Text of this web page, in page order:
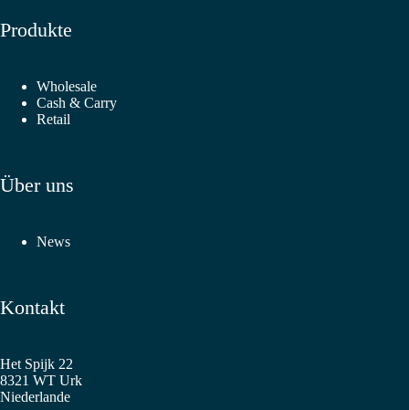
Produkte
Wholesale
Cash & Carry
Retail
Über uns
News
Kontakt
Het Spijk 22
8321 WT Urk
Niederlande